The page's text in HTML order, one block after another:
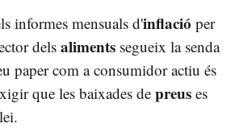
informes mensuals d'inflació per
dels aliments segueix la senda
paper com a consumidor actiu és
que les baixades de preus es